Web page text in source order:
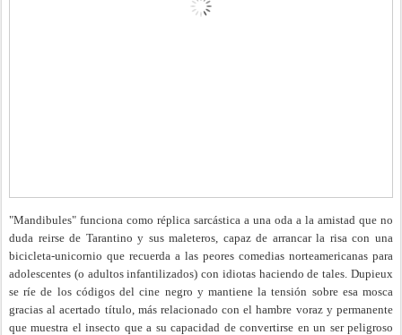
"Mandibules" funciona como réplica sarcástica a una oda a la amistad que no
duda reirse de Tarantino y sus maleteros, capaz de arrancar la risa con una
bicicleta-unicornio que recuerda a las peores comedias norteamericanas para
adolescentes (o adultos infantilizados) con idiotas haciendo de tales. Dupieux
se ríe de los códigos del cine negro y mantiene la tensión sobre esa mosca
gracias al acertado título, más relacionado con el hambre voraz y permanente
que muestra el insecto que a su capacidad de convertirse en un ser peligroso